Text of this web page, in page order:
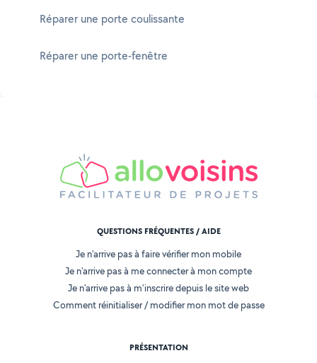
Réparer une porte coulissante
Réparer une porte-fenêtre
QUESTIONS FRÉQUENTES / AIDE
Je n'arrive pas à faire vérifier mon mobile
Je n'arrive pas à me connecter à mon compte
Je n'arrive pas à m'inscrire depuis le site web
Comment réinitialiser / modifier mon mot de passe
PRÉSENTATION